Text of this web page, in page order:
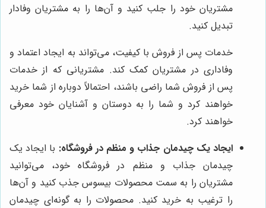
مشتریان خود را جلب کنید و آن‌ها را به مشتریان وفادار
تبدیل کنید.
خدمات پس از فروش با کیفیت، می‌تواند به ایجاد اعتماد و
وفاداری در مشتریان کمک کند. مشتریانی که از خدمات
پس از فروش شما راضی باشند، احتمالاً دوباره از شما خرید
خواهند کرد و شما را به دوستان و آشنایان خود معرفی
خواهند کرد.
ایجاد یک چیدمان جذاب و منظم در فروشگاه: با ایجاد یک
چیدمان جذاب و منظم در فروشگاه خود، می‌توانید
مشتریان را به سمت محصولات بیسوس جذب کنید و آن‌ها
را ترغیب به خرید کنید. محصولات را به گونه‌ای چیدمان